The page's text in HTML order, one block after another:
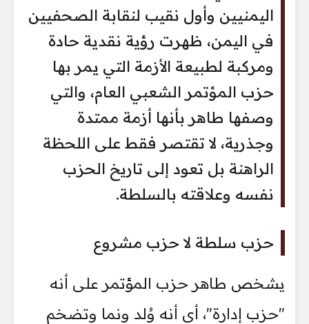
اليمنيين وأول نقيب لنقابة الصحفيين
في اليمن، ظهرت رؤية نقدية حادة
ومركبة لطبيعة الأزمة التي يمر بها
حزب المؤتمر الشعبي العام، والتي
وصفها طاهر بأنها أزمة ممتدة
وجذرية، لا تقتصر فقط على اللحظة
الراهنة بل تعود إلى تاريخ الحزب
نفسه وعلاقته بالسلطة.
حزب سلطة لا حزب مشروع
يشخص طاهر حزب المؤتمر على أنه
"حزب إدارة"، أي أنه وُلد ونما وتضخم